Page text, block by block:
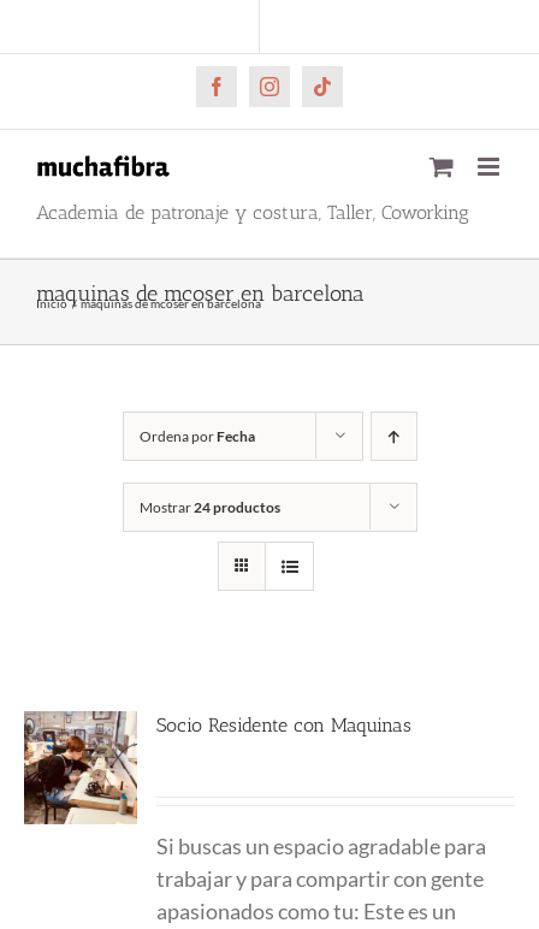
al
FacebookInstagramTiktok
Academia de patronaje y costura, Taller, Coworking
maquinas de mcoser en barcelona
Inicio maquinas de mcoser en barcelona
Ordena porFecha
Mostrar24 productos
Socio Residente con Maquinas
Si buscas un espacio agradable para
trabajar y para compartir con gente
apasionados como tu: Este es un